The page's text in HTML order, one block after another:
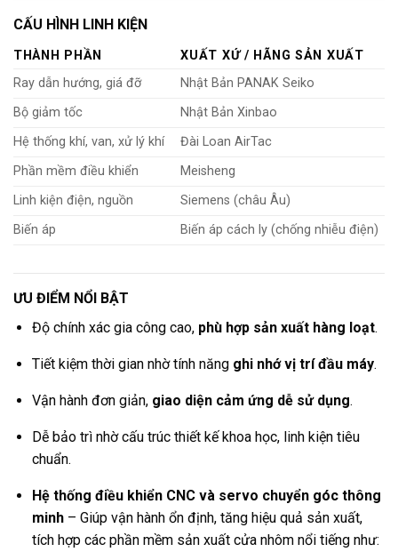
CẤU HÌNH LINH KIỆN
THÀNH PHẦN
XUẤT XỨ / HÃNG SẢN XUẤT
Ray dẫn hướng, giá đỡ
Nhật Bản PANAK Seiko
Bộ giảm tốc
Nhật Bản Xinbao
Hệ thống khí, van, xử lý khí
Đài Loan AirTac
Phần mềm điều khiển
Meisheng
Linh kiện điện, nguồn
Siemens (châu Âu)
Biến áp
Biến áp cách ly (chống nhiễu điện)
ƯU ĐIỂM NỔI BẬT
Độ chính xác gia công cao, phù hợp sản xuất hàng loạt.
Tiết kiệm thời gian nhờ tính năng ghi nhớ vị trí đầu máy.
Vận hành đơn giản, giao diện cảm ứng dễ sử dụng.
Dễ bảo trì nhờ cấu trúc thiết kế khoa học, linh kiện tiêu
chuẩn.
Hệ thống điều khiển CNC và servo chuyển góc thông
minh– Giúp vận hành ổn định, tăng hiệu quả sản xuất,
tích hợp các phần mềm sản xuất cửa nhôm nổi tiếng như: